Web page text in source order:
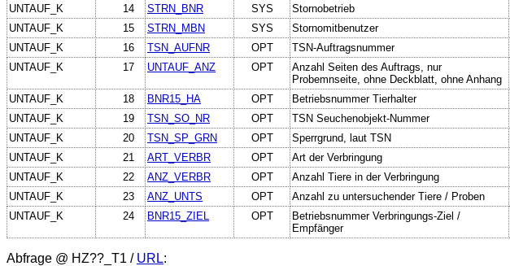
UNTAUF_K
14 STRN_BNR SYS Stornobetrieb
UNTAUF_K
15 STRN_MBN SYS Stornomitbenutzer
UNTAUF_K
16 TSN_AUFNR OPT TSN-Auftragsnummer
UNTAUF_K
17 UNTAUF_ANZ OPT
Anzahl Seiten des Auftrags, nur
Probemnseite, ohne Deckblatt, ohne Anhang
UNTAUF_K
18 BNR15_HA OPT Betriebsnummer Tierhalter
UNTAUF_K
19 TSN_SO_NR OPT TSN Seuchenobjekt-Nummer
UNTAUF_K
20 TSN_SP_GRN OPT Sperrgrund, laut TSN
UNTAUF_K
21 ART_VERBR OPT
Art der Verbringung
UNTAUF_K
22 ANZ_VERBR OPT
Anzahl Tiere in der Verbringung
UNTAUF_K
23 ANZ_UNTS OPT
Anzahl zu untersuchender Tiere / Proben
UNTAUF_K
24 BNR15_ZIEL OPT
Betriebsnummer Verbringungs-Ziel /
Empfänger
Abfrage @ HZ??_T1 / URL: